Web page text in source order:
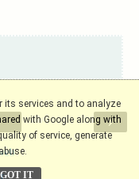
›
.
its services and to analyze
with Google along with
of service, generate
GOT IT